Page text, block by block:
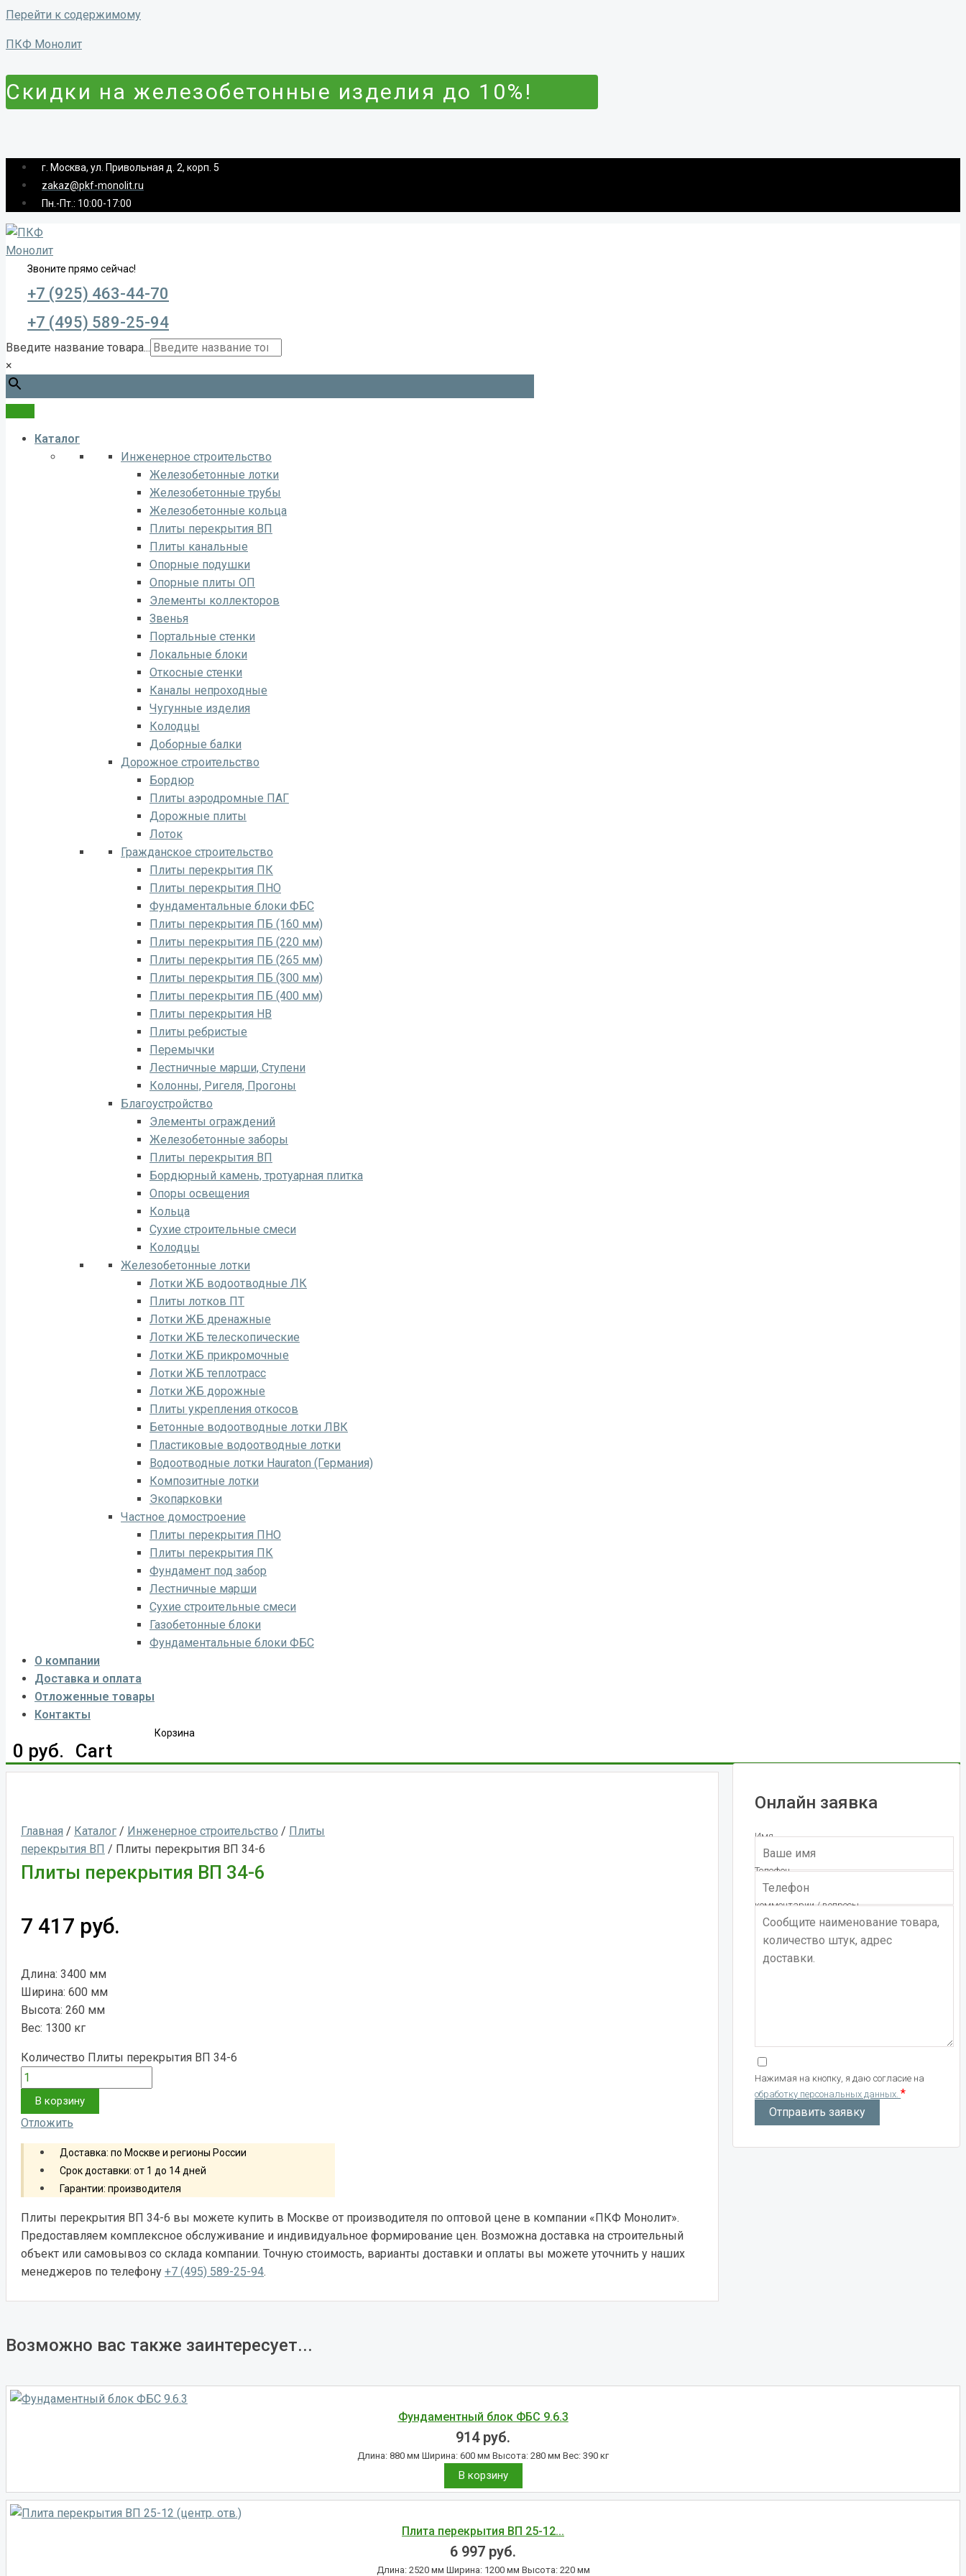
Перейти к содержимому
ПКФ Монолит
Скидки на железобетонные изделия до 10%!
г. Москва, ул. Привольная д. 2, корп. 5
zakaz@pkf-monolit.ru
Пн.-Пт.: 10:00-17:00
Звоните прямо сейчас!
+7 (925) 463-44-70
+7 (495) 589-25-94
Введите название товара...
×
Каталог
Инженерное строительство
Железобетонные лотки
Железобетонные трубы
Железобетонные кольца
Плиты перекрытия ВП
Плиты канальные
Опорные подушки
Опорные плиты ОП
Элементы коллекторов
Звенья
Портальные стенки
Локальные блоки
Откосные стенки
Каналы непроходные
Чугунные изделия
Колодцы
Доборные балки
Дорожное строительство
Бордюр
Плиты аэродромные ПАГ
Дорожные плиты
Лоток
Гражданское строительство
Плиты перекрытия ПК
Плиты перекрытия ПНО
Фундаментальные блоки ФБС
Плиты перекрытия ПБ (160 мм)
Плиты перекрытия ПБ (220 мм)
Плиты перекрытия ПБ (265 мм)
Плиты перекрытия ПБ (300 мм)
Плиты перекрытия ПБ (400 мм)
Плиты перекрытия НВ
Плиты ребристые
Перемычки
Лестничные марши, Ступени
Колонны, Ригеля, Прогоны
Благоустройство
Элементы ограждений
Железобетонные заборы
Плиты перекрытия ВП
Бордюрный камень, тротуарная плитка
Опоры освещения
Кольца
Сухие строительные смеси
Колодцы
Железобетонные лотки
Лотки ЖБ водоотводные ЛК
Плиты лотков ПТ
Лотки ЖБ дренажные
Лотки ЖБ телескопические
Лотки ЖБ прикромочные
Лотки ЖБ теплотрасс
Лотки ЖБ дорожные
Плиты укрепления откосов
Бетонные водоотводные лотки ЛВК
Пластиковые водоотводные лотки
Водоотводные лотки Hauraton (Германия)
Композитные лотки
Экопарковки
Частное домостроение
Плиты перекрытия ПНО
Плиты перекрытия ПК
Фундамент под забор
Лестничные марши
Сухие строительные смеси
Газобетонные блоки
Фундаментальные блоки ФБС
О компании
Доставка и оплата
Отложенные товары
Контакты
Корзина
0 руб. Cart
Главная / Каталог / Инженерное строительство / Плиты
перекрытия ВП / Плиты перекрытия ВП 34-6
Плиты перекрытия ВП 34-6
7 417 руб.
Длина: 3400 мм
Ширина: 600 мм
Высота: 260 мм
Вес: 1300 кг
Количество Плиты перекрытия ВП 34-6
В корзину
Отложить
Доставка: по Москве и регионы России
Срок доставки: от 1 до 14 дней
Гарантии: производителя
Плиты перекрытия ВП 34-6 вы можете купить в Москве от производителя по оптовой цене в компании «ПКФ Монолит».
Предоставляем комплексное обслуживание и индивидуальное формирование цен. Возможна доставка на строительный
объект или самовывоз со склада компании. Точную стоимость, варианты доставки и оплаты вы можете уточнить у наших
менеджеров по телефону +7 (495) 589-25-94.
Онлайн заявка
Имя
Телефон
комментарии / вопросы
Нажимая на кнопку, я даю согласие на
обработку персональных данных.*
Возможно вас также заинтересует...
Фундаментный блок ФБС 9.6.3
914 руб.
Длина: 880 мм Ширина: 600 мм Высота: 280 мм Вес: 390 кг
В корзину
Плита перекрытия ВП 25-12...
6 997 руб.
Длина: 2520 мм Ширина: 1200 мм Высота: 220 мм